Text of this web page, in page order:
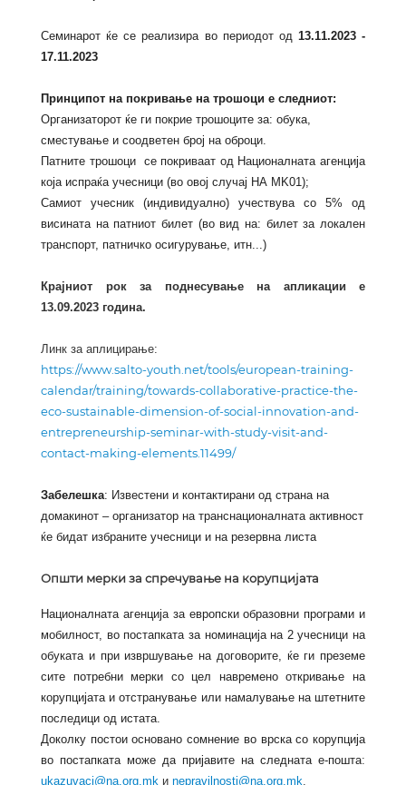
Семинарот ќе се реализира во периодот од 13.11.2023 -
17.11.2023
Принципот на покривање на трошоци е следниот:
Организаторот ќе ги покрие трошоците за: обука,
сместување и соодветен број на оброци.
Патните трошоци се покриваат од Националната агенција
која испраќа учесници (во овој случај НА MK01);
Самиот учесник (индивидуално) учествува со 5% од
висината на патниот билет (во вид на: билет за локален
транспорт, патничко осигурување, итн...)
Крајниот рок за поднесување на апликации е
13.09.2023 година.
Линк за аплицирање:
https://www.salto-youth.net/tools/european-training-
calendar/training/towards-collaborative-practice-the-
eco-sustainable-dimension-of-social-innovation-and-
entrepreneurship-seminar-with-study-visit-and-
contact-making-elements.11499/
Забелешка: Известени и контактирани од страна на
домакинот – организатор на транснационалната активност
ќе бидат избраните учесници и на резервна листа
Општи мерки за спречување на корупцијата
Националната агенција за европски образовни програми и
мобилност, во постапката за номинација на 2 учесници на
обуката и при извршување на договорите, ќе ги преземе
сите потребни мерки со цел навремено откривање на
корупцијата и отстранување или намалување на штетните
последици од истата.
Доколку постои основано сомнение во врска со корупција
во постапката може да пријавите на следната е-пошта:
ukazuvaci@na.org.mk и nepravilnosti@na.org.mk.